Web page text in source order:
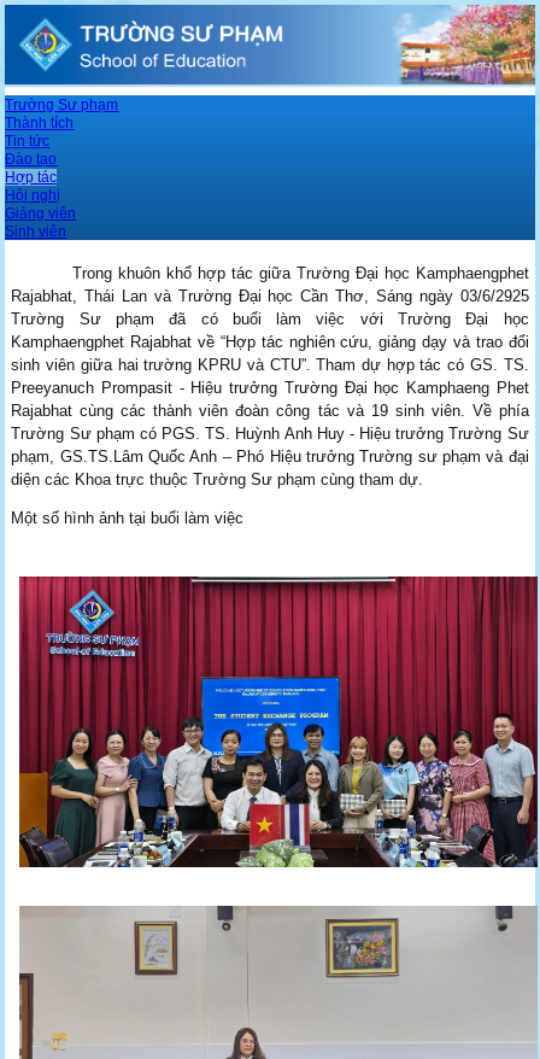
Trường Sư phạm
Thành tích
Tin tức
Đào tạo
Hợp tác
Hội nghị
Giảng viên
Sinh viên
Trong khuôn khổ hợp tác giữa Trường Đại học Kamphaengphet
Rajabhat, Thái Lan và Trường Đại học Cần Thơ, Sáng ngày 03/6/2925
Trường Sư phạm đã có buổi làm việc với Trường Đại học
Kamphaengphet Rajabhat về “Hợp tác nghiên cứu, giảng dạy và trao đổi
sinh viên giữa hai trường KPRU và CTU”. Tham dự hợp tác có GS. TS.
Preeyanuch Prompasit - Hiệu trưởng Trường Đại học Kamphaeng Phet
Rajabhat cùng các thành viên đoàn công tác và 19 sinh viên. Về phía
Trường Sư phạm có PGS. TS. Huỳnh Anh Huy - Hiệu trưởng Trường Sư
phạm, GS.TS.Lâm Quốc Anh – Phó Hiệu trưởng Trường sư phạm và đại
diện các Khoa trực thuộc Trường Sư phạm cùng tham dự.
Một số hình ảnh tại buổi làm việc